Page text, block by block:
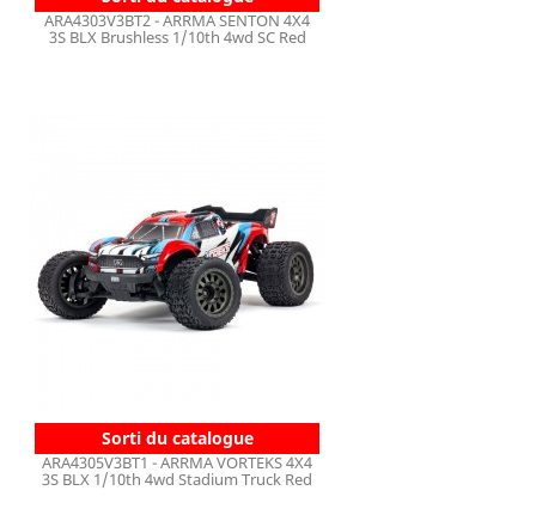
ARA4303V3BT2 - ARRMA SENTON 4X4
3S BLX Brushless 1/10th 4wd SC Red
Sorti du catalogue
ARA4305V3BT1 - ARRMA VORTEKS 4X4
3S BLX 1/10th 4wd Stadium Truck Red